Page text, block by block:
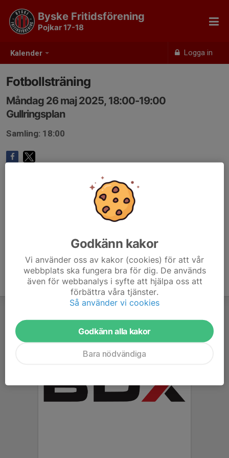
Kalender Logga in
Byske Fritidsförening
Pojkar 17-18
Fotbollsträning
Måndag 26 maj 2025, 18:00-19:00
Gullringsplan
Samling: 18:00
Godkänn kakor
Vi använder oss av kakor (cookies) för att vår
webbplats ska fungera bra för dig. De används
även för webbanalys i syfte att hjälpa oss att
förbättra våra tjänster.
Så använder vi cookies
Godkänn alla kakor
Bara nödvändiga